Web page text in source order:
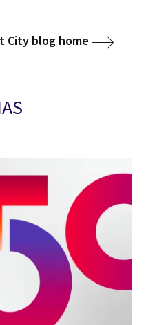
City blog home